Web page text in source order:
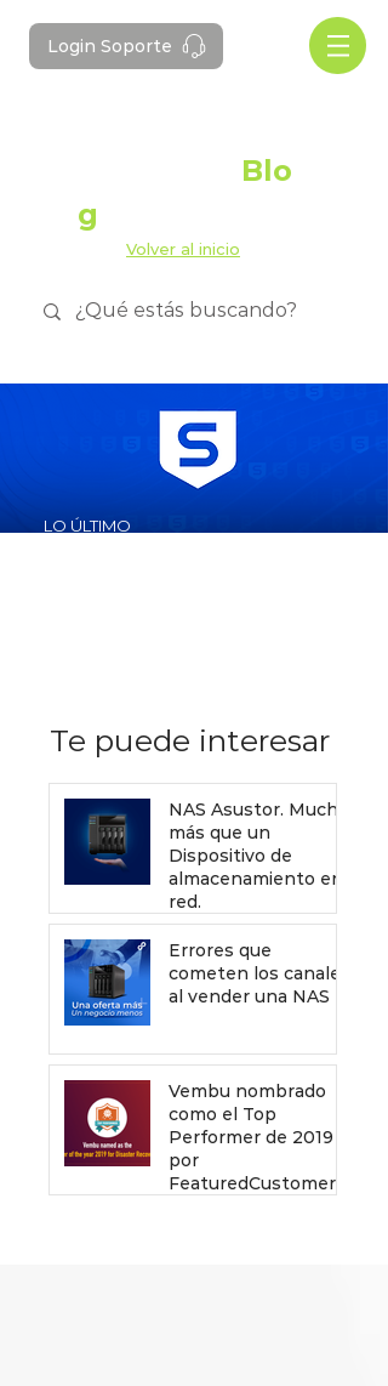
Login Soporte
Blo
g
Volver al inicio
LO ÚLTIMO
Te puede interesar
NAS Asustor. Mucho
más que un
Dispositivo de
almacenamiento en
red.
Errores que
cometen los canales
al vender una NAS
Vembu nombrado
como el Top
Performer de 2019
por
FeaturedCustomers